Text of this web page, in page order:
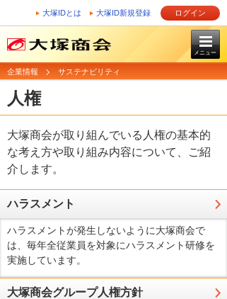
大塚IDとは 大塚ID新規登録 ログイン
メニュー
企業情報 サステナビリティ
人権
大塚商会が取り組んでいる人権の基本的
な考え方や取り組み内容について、ご紹
介します。
ハラスメント
ハラスメントが発生しないように大塚商会で
は、毎年全従業員を対象にハラスメント研修を
実施しています。
大塚商会グループ人権方針